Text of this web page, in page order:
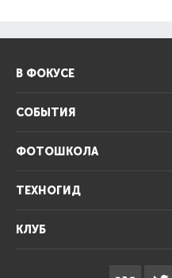
В ФОКУСЕ
СОБЫТИЯ
ФОТОШКОЛА
ТЕХНОГИД
КЛУБ